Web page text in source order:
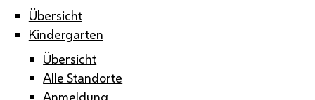
Übersicht
Kindergarten
Übersicht
Alle Standorte
Anmeldung